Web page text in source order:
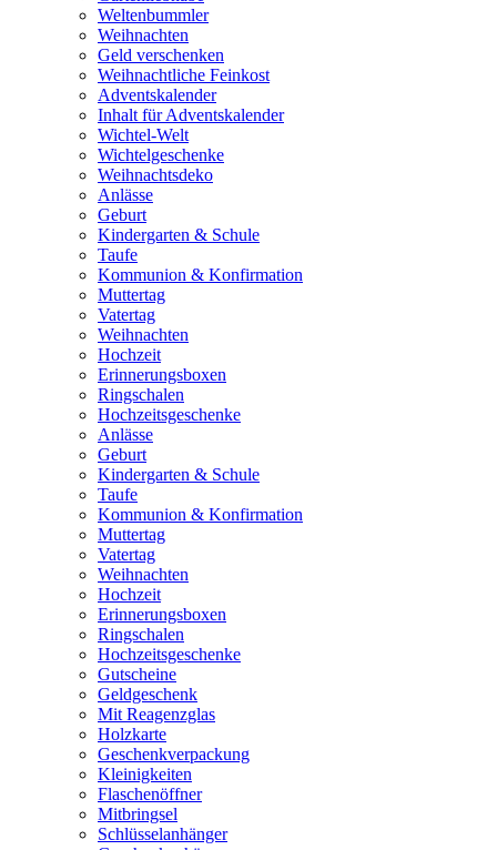
Weltenbummler
Weihnachten
Geld verschenken
Weihnachtliche Feinkost
Adventskalender
Inhalt für Adventskalender
Wichtel-Welt
Wichtelgeschenke
Weihnachtsdeko
Anlässe
Geburt
Kindergarten & Schule
Taufe
Kommunion & Konfirmation
Muttertag
Vatertag
Weihnachten
Hochzeit
Erinnerungsboxen
Ringschalen
Hochzeitsgeschenke
Anlässe
Geburt
Kindergarten & Schule
Taufe
Kommunion & Konfirmation
Muttertag
Vatertag
Weihnachten
Hochzeit
Erinnerungsboxen
Ringschalen
Hochzeitsgeschenke
Gutscheine
Geldgeschenk
Mit Reagenzglas
Holzkarte
Geschenkverpackung
Kleinigkeiten
Flaschenöffner
Mitbringsel
Schlüsselanhänger